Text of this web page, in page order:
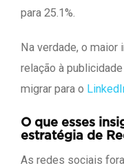
para 25.1%.
Na verdade, o
relação à
migrar para o
O que esses
estratégia de
As redes sociais